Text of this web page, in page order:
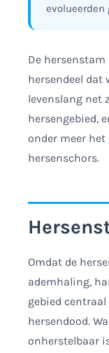
evolueerden
De hersenstam
hersendeel dat
levenslang net
hersengebied,
onder meer het
hersenschors.
Omdat de
ademhaling,
gebied
hersendood.
onherstelbaar